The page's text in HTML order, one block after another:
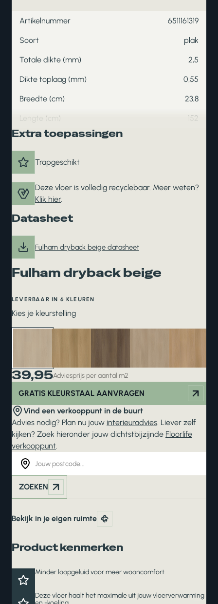
Artikelnummer 6511161319
Soort plak
Totale dikte (mm) 2,5
Dikte toplaag (mm) 0,55
Breedte (cm) 23,8
Lengte (cm) 152
Extra toepassingen
Trapgeschikt
Deze vloer is volledig recyclebaar. Meer weten?
Klik hier.
Datasheet
Fulham dryback beige datasheet
Fulham dryback beige
LEVERBAAR IN 6 KLEUREN
Kies je kleurstelling
39,95Adviesprijs per aantal m2
GRATIS KLEURSTAAL AANVRAGEN
Vind een verkooppunt in de buurt
Advies nodig? Plan nu jouw interieuradvies. Liever zelf
kijken? Zoek hieronder jouw dichtstbijzijnde Floorlife
verkooppunt.
ZOEKEN
Bekijk in je eigen ruimte
Product kenmerken
Minder loopgeluid voor meer wooncomfort
Deze vloer haalt het maximale uit jouw vloerverwarming